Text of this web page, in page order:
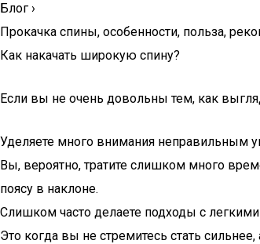
Блог ›
Прокачка спины, особенности, польза,
Как накачать широкую спину?
Если вы не очень довольны тем, как
Уделяете много внимания неправильным
Вы, вероятно, тратите слишком много
поясу в наклоне.
Слишком часто делаете подходы с
Это когда вы не стремитесь стать